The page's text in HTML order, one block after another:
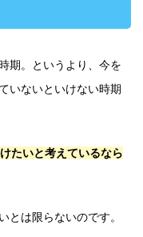
期。というより、今を
いないといけない時期
たいと考えているなら
とは限らないのです。